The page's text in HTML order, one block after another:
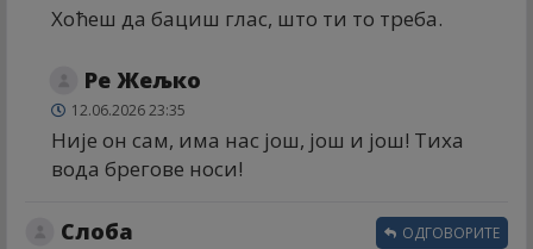
Хоћеш да бациш глас, што ти то треба.
Ре Жељко
12.06.2026 23:35
Није он сам, има нас још, још и још! Тиха
вода брегове носи!
Слоба ОДГОВОРИТЕ